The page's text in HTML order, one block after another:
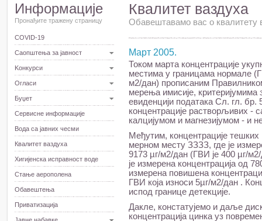
Информације
Пронађите тражену страницу
COVID-19
Саопштења за јавност
Kонкурси
Огласи
Буџет
Сервисне информације
Вода са јавних чесми
Квалитет ваздуха
Хигијенска исправност воде
Стање аерополена
Обавештења
Приватизација
Квалитет ваздуха
Обавештавамо вас о квалитету
Март 2005.
Током марта концентрације
местима у границама нормале
м2/дан) прописаним
мерења имисије,
евиденцији података Сл. гл.
концентрације растворљивих -
калцијумом и магнезијумом - и
Међутим, концентрације
мерном месту ЗЗЗЗ, где је
9173 µг/м2/дан (ГВИ је 400 µг/
је измерена концентрација од
измерена повишена
ГВИ која износи 5µг/м2/дан .
испод границе детекције.
Дакле, констатујемо и даље
концентрација цинка уз